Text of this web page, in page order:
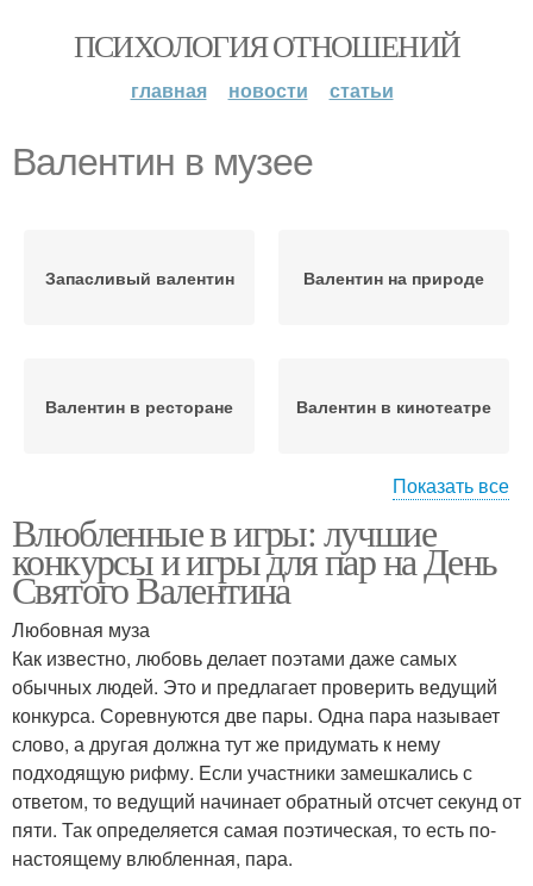
ПСИХОЛОГИЯ ОТНОШЕНИЙ
главная новости статьи
Валентин в музее
Запасливый валентин Валентин на природе
Валентин в ресторане Валентин в кинотеатре
Валентин в парке
Показать все
Влюбленные в игры: лучшие
конкурсы и игры для пар на День
Святого Валентина
Любовная муза
Как известно, любовь делает поэтами даже самых
обычных людей. Это и предлагает проверить ведущий
конкурса. Соревнуются две пары. Одна пара называет
слово, а другая должна тут же придумать к нему
подходящую рифму. Если участники замешкались с
ответом, то ведущий начинает обратный отсчет секунд от
пяти. Так определяется самая поэтическая, то есть по-
настоящему влюбленная, пара.